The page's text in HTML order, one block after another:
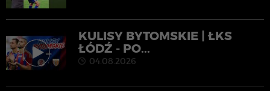
KULISY BYTOMSKIE | ŁKS
ŁÓDŹ - PO...
04.08.2026